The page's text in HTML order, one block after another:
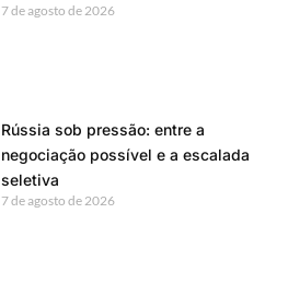
7 de agosto de 2026
Rússia sob pressão: entre a
negociação possível e a escalada
seletiva
7 de agosto de 2026